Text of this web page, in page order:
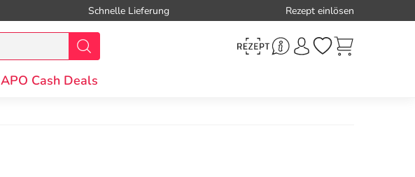
Schnelle Lieferung Rezept einlösen
APO Cash Deals